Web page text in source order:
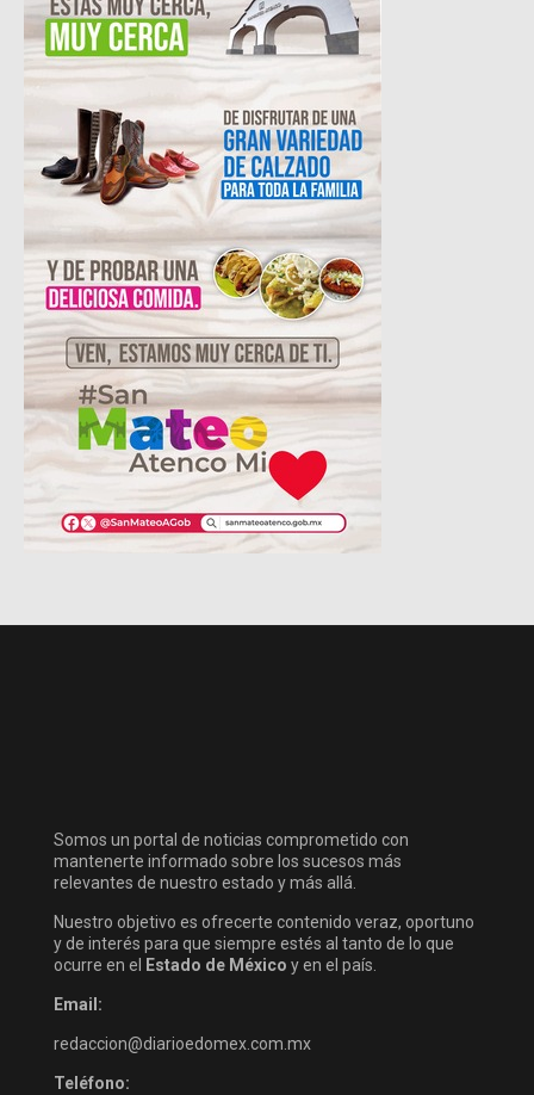
Somos un portal de noticias comprometido con
mantenerte informado sobre los sucesos más
relevantes de nuestro estado y más allá.
Nuestro objetivo es ofrecerte contenido veraz, oportuno
y de interés para que siempre estés al tanto de lo que
ocurre en el
Estado de México y en el país.
Email:
redaccion@diarioedomex.com.mx
Teléfono: